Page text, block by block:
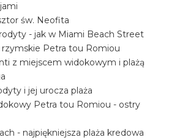
św. Neofita
- jak w Miami Beach Street
Petra tou Romiou
z miejscem widokowym i plażą
i jej urocza plaża
Petra tou Romiou - ostry
- najpiękniejsza plaża kredowa